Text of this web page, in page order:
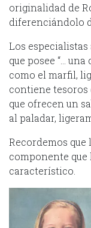
originalidad de
diferenciándolo
Los especialistas
que posee “…
como el marfil,
contiene tesoros
que ofrecen un
al paladar,
Recordemos que
componente
característico.